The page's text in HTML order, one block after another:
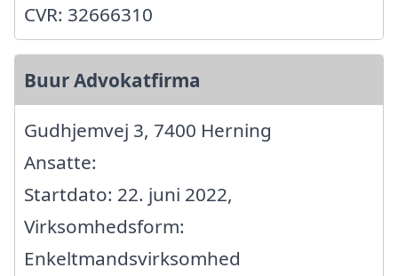
CVR: 32666310
Buur Advokatfirma
Gudhjemvej 3, 7400 Herning
Ansatte:
Startdato: 22. juni 2022,
Virksomhedsform:
Enkeltmandsvirksomhed